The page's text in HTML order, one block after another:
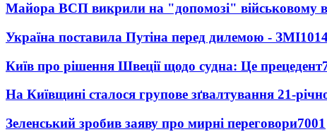
Майора ВСП викрили на "допомозі" військовому
Україна поставила Путіна перед дилемою - ЗМІ
Київ про рішення Швеції щодо судна: Це прецедент
На Київщині сталося групове зґвалтування 21-
Зеленський зробив заяву про мирні переговори7001